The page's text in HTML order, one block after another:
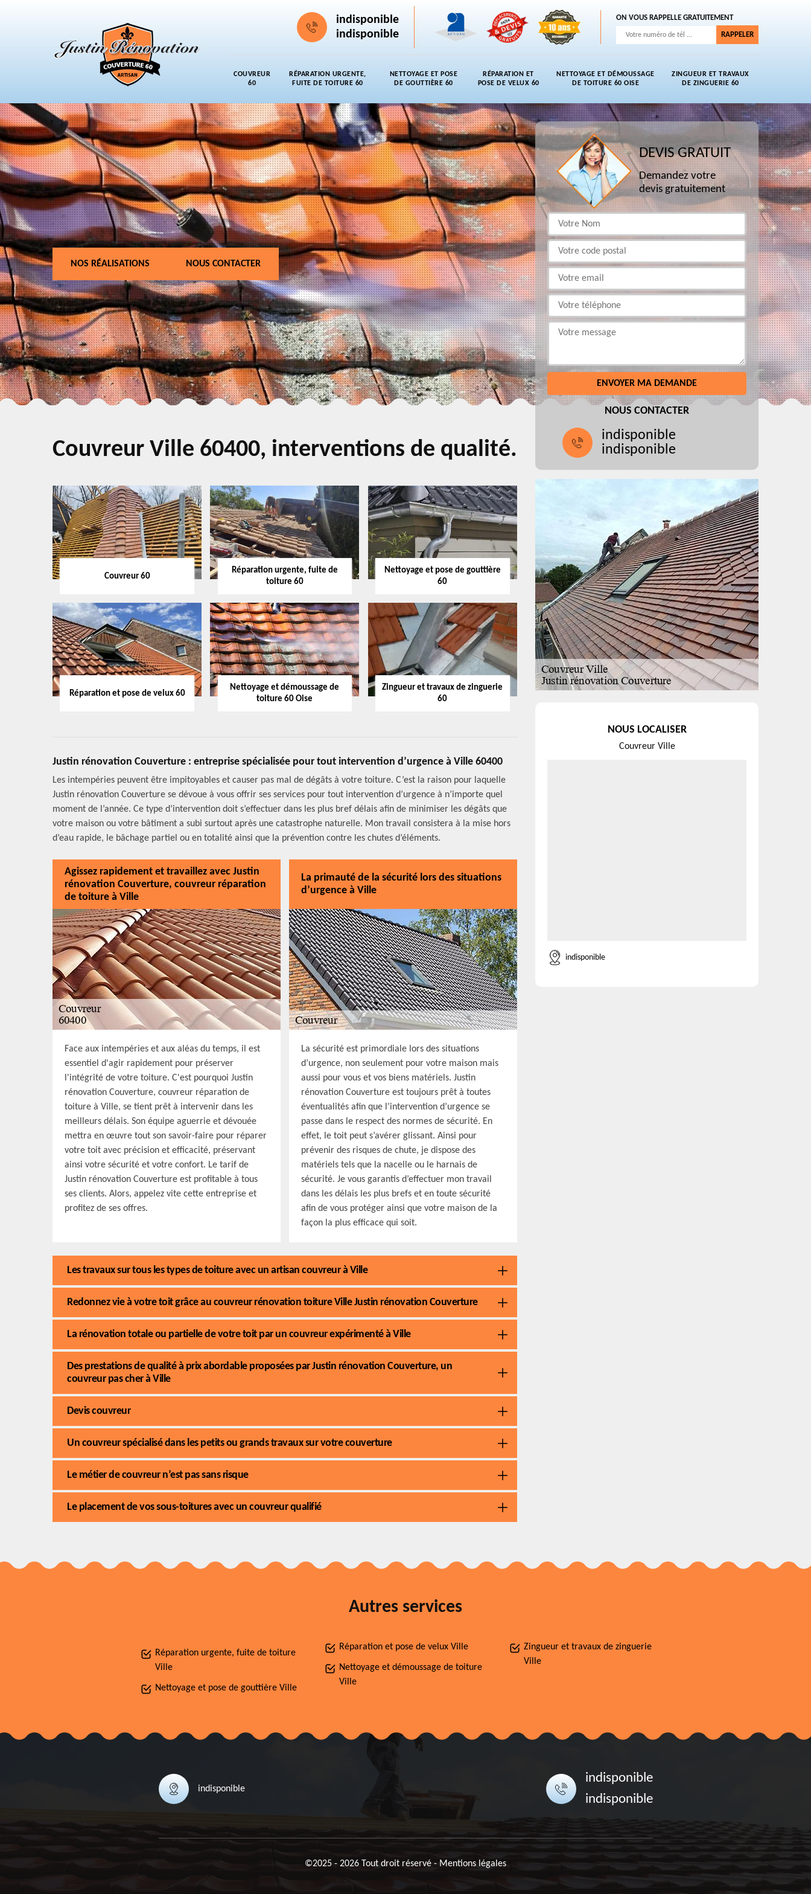
indisponible
indisponible
ON VOUS RAPPELLE GRATUITEMENT
COUVREUR
60
RÉPARATION URGENTE,
FUITE DE TOITURE 60
NETTOYAGE ET POSE
DE GOUTTIÈRE 60
RÉPARATION ET
POSE DE VELUX 60
NETTOYAGE ET DÉMOUSSAGE
DE TOITURE 60 OISE
ZINGUEUR ET TRAVAUX
DE ZINGUERIE 60
NOS RÉALISATIONS NOUS CONTACTER
Couvreur Ville 60400, interventions de qualité.
Couvreur 60
Réparation urgente, fuite de
toiture 60
Nettoyage et pose de gouttière
60
Réparation et pose de velux 60
Nettoyage et démoussage de
toiture 60 Oise
Zingueur et travaux de zinguerie
60
Justin rénovation Couverture : entreprise spécialisée pour tout intervention d’urgence à Ville 60400
Les intempéries peuvent être impitoyables et causer pas mal de dégâts à votre toiture. C’est la raison pour laquelle
Justin rénovation Couverture se dévoue à vous offrir ses services pour tout intervention d’urgence à n’importe quel
moment de l’année. Ce type d’intervention doit s’effectuer dans les plus bref délais afin de minimiser les dégâts que
votre maison ou votre bâtiment a subi surtout après une catastrophe naturelle. Mon travail consistera à la mise hors
d’eau rapide, le bâchage partiel ou en totalité ainsi que la prévention contre les chutes d’éléments.
Agissez rapidement et travaillez avec Justin
rénovation Couverture, couvreur réparation
de toiture à Ville
Face aux intempéries et aux aléas du temps, il est
essentiel d'agir rapidement pour préserver
l'intégrité de votre toiture. C'est pourquoi Justin
rénovation Couverture, couvreur réparation de
toiture à Ville, se tient prêt à intervenir dans les
meilleurs délais. Son équipe aguerrie et dévouée
mettra en œuvre tout son savoir-faire pour réparer
votre toit avec précision et efficacité, préservant
ainsi votre sécurité et votre confort. Le tarif de
Justin rénovation Couverture est profitable à tous
ses clients. Alors, appelez vite cette entreprise et
profitez de ses offres.
La primauté de la sécurité lors des situations
d’urgence à Ville
La sécurité est primordiale lors des situations
d’urgence, non seulement pour votre maison mais
aussi pour vous et vos biens matériels. Justin
rénovation Couverture est toujours prêt à toutes
éventualités afin que l’intervention d’urgence se
passe dans le respect des normes de sécurité. En
effet, le toit peut s’avérer glissant. Ainsi pour
prévenir des risques de chute, je dispose des
matériels tels que la nacelle ou le harnais de
sécurité. Je vous garantis d’effectuer mon travail
dans les délais les plus brefs et en toute sécurité
afin de vous protéger ainsi que votre maison de la
façon la plus efficace qui soit.
Les travaux sur tous les types de toiture avec un artisan couvreur à Ville
Redonnez vie à votre toit grâce au couvreur rénovation toiture Ville Justin rénovation Couverture
La rénovation totale ou partielle de votre toit par un couvreur expérimenté à Ville
Des prestations de qualité à prix abordable proposées par Justin rénovation Couverture, un
couvreur pas cher à Ville
Devis couvreur
Un couvreur spécialisé dans les petits ou grands travaux sur votre couverture
Le métier de couvreur n’est pas sans risque
Le placement de vos sous-toitures avec un couvreur qualifié
DEVIS GRATUIT
Demandez votre
devis gratuitement
NOUS CONTACTER
indisponible
indisponible
NOUS LOCALISER
Couvreur Ville
indisponible
Autres services
Réparation urgente, fuite de toiture
Ville
Nettoyage et pose de gouttière Ville
Réparation et pose de velux Ville
Nettoyage et démoussage de toiture
Ville
Zingueur et travaux de zinguerie
Ville
indisponible
indisponible
indisponible
©2025 - 2026 Tout droit réservé - Mentions légales